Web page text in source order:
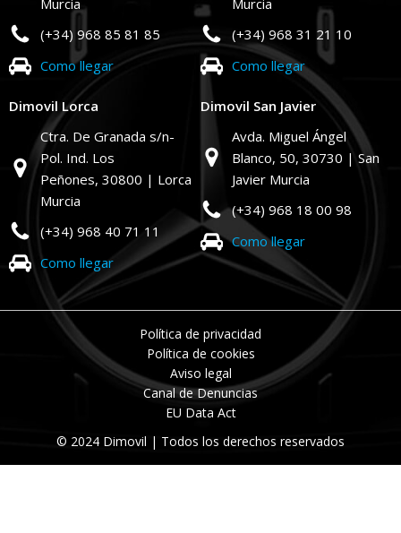
(+34) 968 85 81 85
Como llegar
(+34) 968 31 21 10
Como llegar
Dimovil Lorca
Ctra. De Granada s/n-
Pol. Ind. Los
Peñones, 30800 | Lorca
Murcia
(+34) 968 40 71 11
Como llegar
Dimovil San Javier
Avda. Miguel Ángel
Blanco, 50, 30730 | San
Javier Murcia
(+34) 968 18 00 98
Como llegar
© 2024 Dimovil | Todos los derechos reservados
Política de privacidad
Política de cookies
Aviso legal
Canal de Denuncias
EU Data Act